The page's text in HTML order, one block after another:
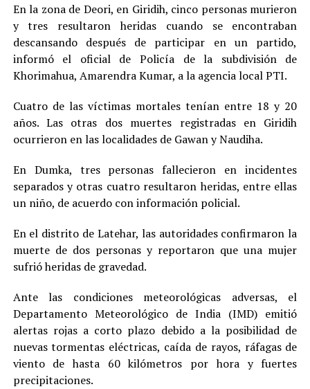
En la zona de Deori, en Giridih, cinco personas murieron
y tres resultaron heridas cuando se encontraban
descansando después de participar en un partido,
informó el oficial de Policía de la subdivisión de
Khorimahua, Amarendra Kumar, a la agencia local PTI.
Cuatro de las víctimas mortales tenían entre 18 y 20
años. Las otras dos muertes registradas en Giridih
ocurrieron en las localidades de Gawan y Naudiha.
En Dumka, tres personas fallecieron en incidentes
separados y otras cuatro resultaron heridas, entre ellas
un niño, de acuerdo con información policial.
En el distrito de Latehar, las autoridades confirmaron la
muerte de dos personas y reportaron que una mujer
sufrió heridas de gravedad.
Ante las condiciones meteorológicas adversas, el
Departamento Meteorológico de India (IMD) emitió
alertas rojas a corto plazo debido a la posibilidad de
nuevas tormentas eléctricas, caída de rayos, ráfagas de
viento de hasta 60 kilómetros por hora y fuertes
precipitaciones.